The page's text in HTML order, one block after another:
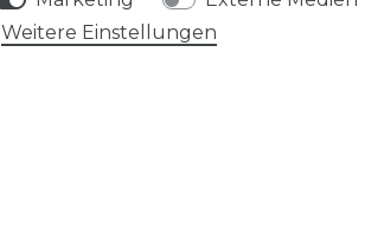
Weitere Einstellungen